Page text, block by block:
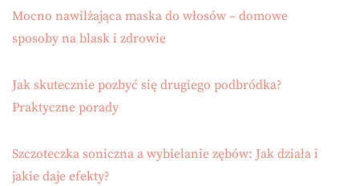
Mocno nawilżająca maska do włosów – domowe
sposoby na blask i zdrowie
Jak skutecznie pozbyć się drugiego podbródka?
Praktyczne porady
Szczoteczka soniczna a wybielanie zębów: Jak działa i
jakie daje efekty?